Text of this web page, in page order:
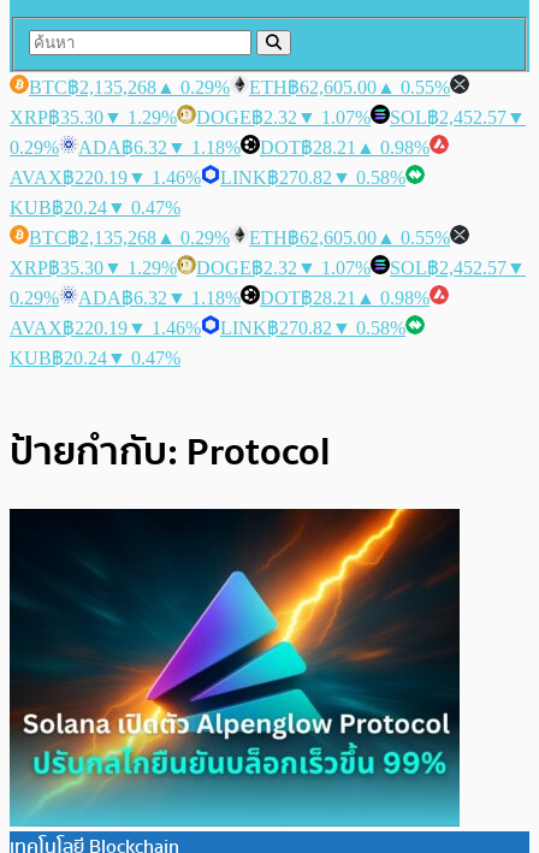
BTC฿2,135,268 ▲ 0.29% ETH฿62,605.00 ▲ 0.55%
XRP฿35.30▼ 1.29% DOGE฿2.32 ▼ 1.07% SOL฿2,452.57▼
0.29%
ADA฿6.32 ▼ 1.18% DOT฿28.21 ▲ 0.98%
AVAX฿220.19▼ 1.46% LINK฿270.82 ▼ 0.58%
KUB฿20.24▼ 0.47%
BTC฿2,135,268 ▲ 0.29% ETH฿62,605.00 ▲ 0.55%
XRP฿35.30▼ 1.29% DOGE฿2.32 ▼ 1.07% SOL฿2,452.57▼
0.29%
ADA฿6.32 ▼ 1.18% DOT฿28.21 ▲ 0.98%
AVAX฿220.19▼ 1.46% LINK฿270.82 ▼ 0.58%
KUB฿20.24▼ 0.47%
ป้ายกำกับ: Protocol
เทคโนโลยี Blockchain